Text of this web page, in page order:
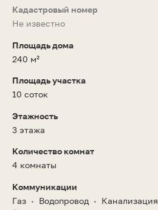
Кадастровый номер
Не известно
Площадь дома
240 м²
Площадь участка
10 соток
Этажность
3 этажа
Количество комнат
4 комнаты
Коммуникации
Газ • Водопровод • Канализация